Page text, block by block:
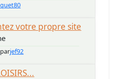
votre propre site
parjef92